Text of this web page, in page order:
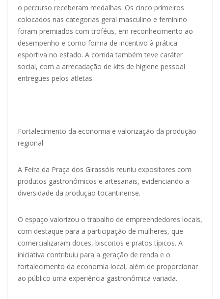
o percurso receberam medalhas. Os cinco primeiros
colocados nas categorias geral masculino e feminino
foram premiados com troféus, em reconhecimento ao
desempenho e como forma de incentivo à prática
esportiva no estado. A corrida também teve caráter
social, com a arrecadação de kits de higiene pessoal
entregues pelos atletas.
Fortalecimento da economia e valorização da produção
regional
A Feira da Praça dos Girassóis reuniu expositores com
produtos gastronômicos e artesanais, evidenciando a
diversidade da produção tocantinense.
O espaço valorizou o trabalho de empreendedores locais,
com destaque para a participação de mulheres, que
comercializaram doces, biscoitos e pratos típicos. A
iniciativa contribuiu para a geração de renda e o
fortalecimento da economia local, além de proporcionar
ao público uma experiência gastronômica variada.